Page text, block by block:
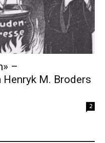
–
Henryk M. Broders
2